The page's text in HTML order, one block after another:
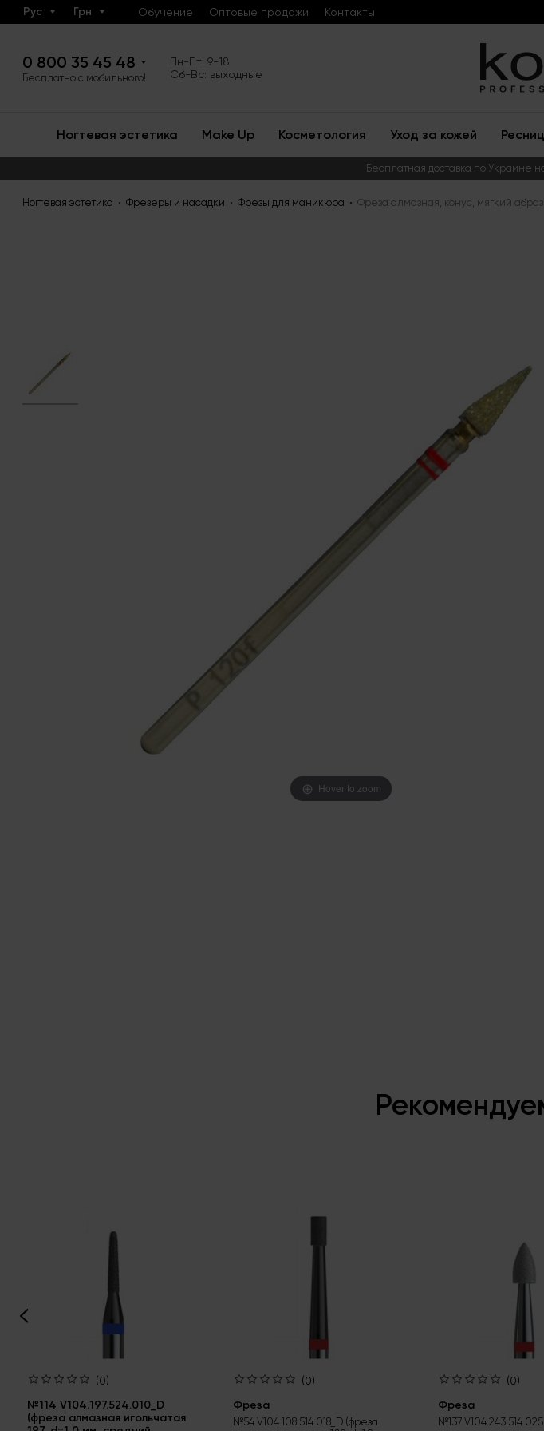
Рус Грн Обучение Оптовые продажи Контакты
0 800 35 45 48
Бесплатно с мобильного!
Пн-Пт: 9-18
Сб-Вс: выходные
Ногтевая эстетика Make Up Косметология Уход за кожей
Бесплатная доставка по Украине
Ногтевая эстетика Фрезеры и насадки Фрезы для маникюра Фреза алмазная, конус, мягкий
Hover to zoom
(0)
№114 V104.197.524.010_D
(фреза алмазная игольчатая
(0)
Фреза
№54 V104.108.514.018_D (фреза
(0)
Фреза
№137